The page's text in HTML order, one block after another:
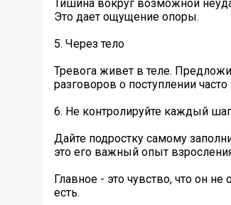
Тишина вокруг возможной
Это дает ощущение опоры.
5. Через тело
Тревога живет в теле.
разговоров о поступлении
6. Не контролируйте каждый
Дайте подростку самому
это его важный опыт
Главное - это чувство, что он
есть.